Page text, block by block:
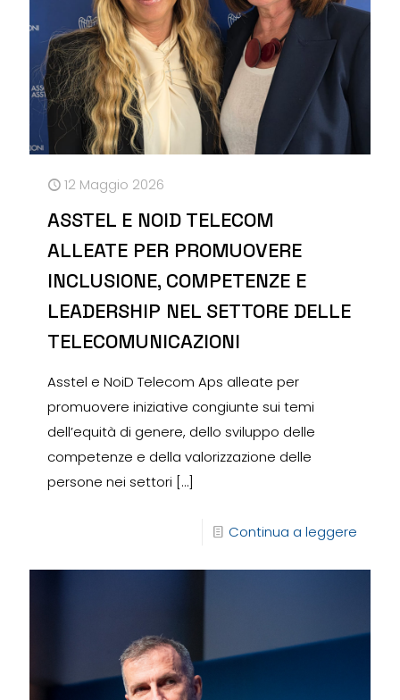
12 Maggio 2026
ASSTEL E NOID TELECOM
ALLEATE PER PROMUOVERE
INCLUSIONE, COMPETENZE E
LEADERSHIP NEL SETTORE DELLE
TELECOMUNICAZIONI
Asstel e NoiD Telecom Aps alleate per
promuovere iniziative congiunte sui temi
dell’equità di genere, dello sviluppo delle
competenze e della valorizzazione delle
persone nei settori […]
Continua a leggere